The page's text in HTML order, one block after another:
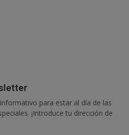
para estar al día de las
¡Introduce tu dirección de